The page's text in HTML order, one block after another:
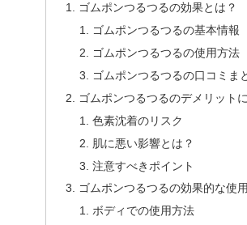
ゴムポンつるつるの効果とは？
ゴムポンつるつるの基本情報
ゴムポンつるつるの使用方法
ゴムポンつるつるの口コミま
ゴムポンつるつるのデメリット
色素沈着のリスク
肌に悪い影響とは？
注意すべきポイント
ゴムポンつるつるの効果的な使
ボディでの使用方法